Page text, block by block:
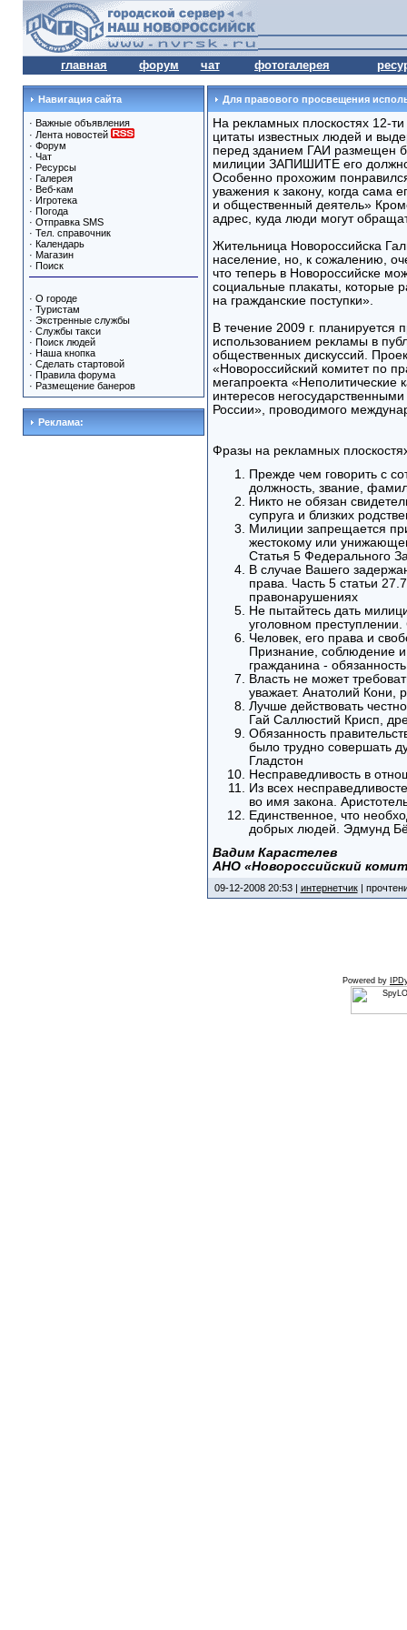
главная форум чат фотогалерея
Навигация сайта
· Важные объявления
· Лента новостей
· Форум
· Чат
· Ресурсы
· Галерея
· Веб-кам
· Игротека
· Погода
· Отправка SMS
· Тел. справочник
· Календарь
· Магазин
· Поиск
· О городе
· Туристам
· Экстренные службы
· Службы такси
· Поиск людей
· Наша кнопка
· Сделать стартовой
· Правила форума
· Размещение банеров
Реклама:
Для правового просвещения
На рекламных плоскостях 12-
цитаты известных людей и
перед зданием ГАИ размещен
милиции ЗАПИШИТЕ его
Особенно прохожим
уважения к закону, когда сама
и общественный деятель»
адрес, куда люди могут
Жительница Новороссийска
население, но, к сожалению,
что теперь в Новороссийске
социальные плакаты, которые
на гражданские поступки».
В течение 2009 г.
использованием рекламы в
общественных дискуссий.
«Новороссийский комитет по
мегапроекта
интересов
России», проводимого
Фразы на рекламных
Прежде чем говорить с
должность, звание,
Никто не обязан
супруга и близких
Милиции запрещается
жестокому или
Статья 5 Федерального
В случае Вашего
права. Часть 5 статьи
правонарушениях
Не пытайтесь дать
уголовном
Человек, его права и
Признание, соблюдение
гражданина -
Власть не может
уважает. Анатолий Кони,
Лучше действовать
Гай Саллюстий Крисп,
Обязанность
было трудно совершать
Гладстон
Несправедливость в
Из всех
во имя закона.
Единственное, что
добрых людей. Эдмунд
Вадим Карастелев
АНО «Новороссийский
09-12-2008 20:53 | интернетчик|
Powered by